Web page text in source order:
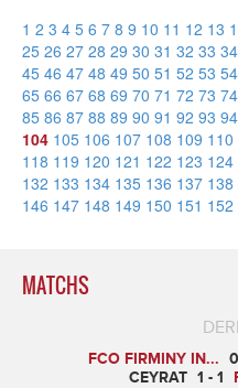
1 2 3 4 5 6 7 8 9 10 11 12 13
25 26 27 28 29 30 31 32 33 34
45 46 47 48 49 50 51 52 53 54
65 66 67 68 69 70 71 72 73 74
85 86 87 88 89 90 91 92 93 94
104 105 106 107 108 109 110
118 119 120 121 122 123 124
132 133 134 135 136 137 138
146 147 148 149 150 151 152
MATCHS
FCO FIRMINY IN...
CEYRAT 1 - 1